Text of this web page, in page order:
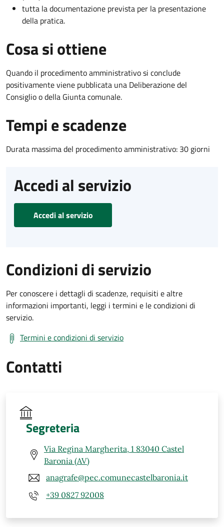
tutta la documentazione prevista per la presentazione
della pratica.
Cosa si ottiene
Quando il procedimento amministrativo si conclude
positivamente viene pubblicata una Deliberazione del
Consiglio o della Giunta comunale.
Tempi e scadenze
Durata massima del procedimento amministrativo: 30 giorni
Accedi al servizio
Accedi al servizio
Condizioni di servizio
Per conoscere i dettagli di scadenze, requisiti e altre
informazioni importanti, leggi i termini e le condizioni di
servizio.
Termini e condizioni di servizio
Contatti
Segreteria
Via Regina Margherita, 1 83040 Castel
Baronia (AV)
anagrafe@pec.comunecastelbaronia.it
+39 0827 92008